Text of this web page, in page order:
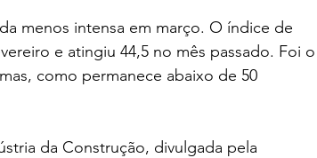
menos intensa em março. O índice de
e atingiu 44,5 no mês passado. Foi o
como permanece abaixo de 50
da Construção, divulgada pela